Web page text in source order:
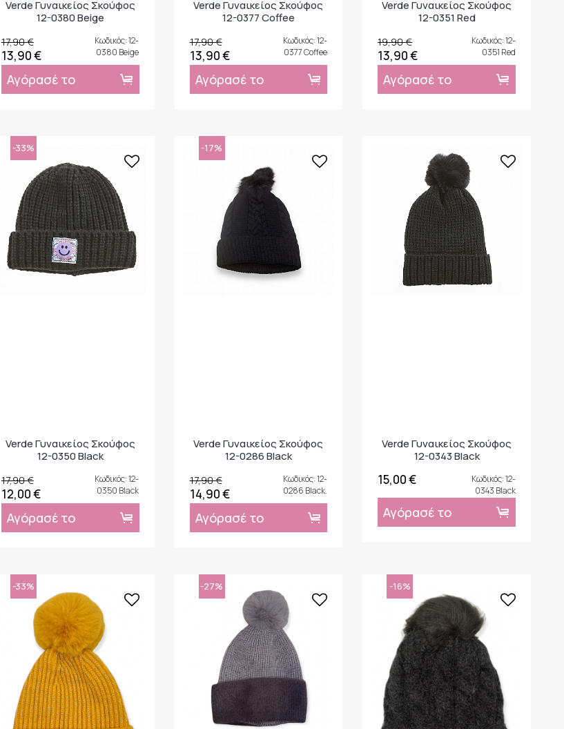
Verde Γυναικείος Σκούφος
12-0380 Beige
17,90 €
13,90 €
Κωδικός: 12-
0380 Beige
Αγόρασέ το
Verde Γυναικείος Σκούφος
12-0377 Coffee
17,90 €
13,90 €
Κωδικός: 12-
0377 Coffee
Αγόρασέ το
Verde Γυναικείος Σκούφος
12-0351 Red
19,90 €
13,90 €
Κωδικός: 12-
0351 Red
Αγόρασέ το
-33%
Verde Γυναικείος Σκούφος
12-0350 Black
17,90 €
12,00 €
Κωδικός: 12-
0350 Black
Αγόρασέ το
-17%
Verde Γυναικείος Σκούφος
12-0286 Black
17,90 €
14,90 €
Κωδικός: 12-
0286 Black.
Αγόρασέ το
Verde Γυναικείος Σκούφος
12-0343 Black
15,00 €
Κωδικός: 12-
0343 Black
Αγόρασέ το
-33% -27% -16%